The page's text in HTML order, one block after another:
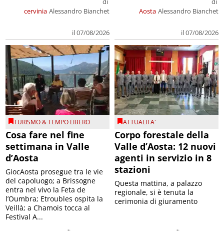
cervinia Alessandro Bianchet
il 07/08/2026
Aosta Alessandro Bianchet
il 07/08/2026
TURISMO & TEMPO LIBERO
Cosa fare nel fine
settimana in Valle
d’Aosta
GiocAosta prosegue tra le vie
del capoluogo; a Brissogne
entra nel vivo la Feta de
l’Oumbra; Etroubles ospita la
Veillà; a Chamois tocca al
Festival A...
ATTUALITA'
Corpo forestale della
Valle d’Aosta: 12 nuovi
agenti in servizio in 8
stazioni
Questa mattina, a palazzo
regionale, si è tenuta la
cerimonia di giuramento